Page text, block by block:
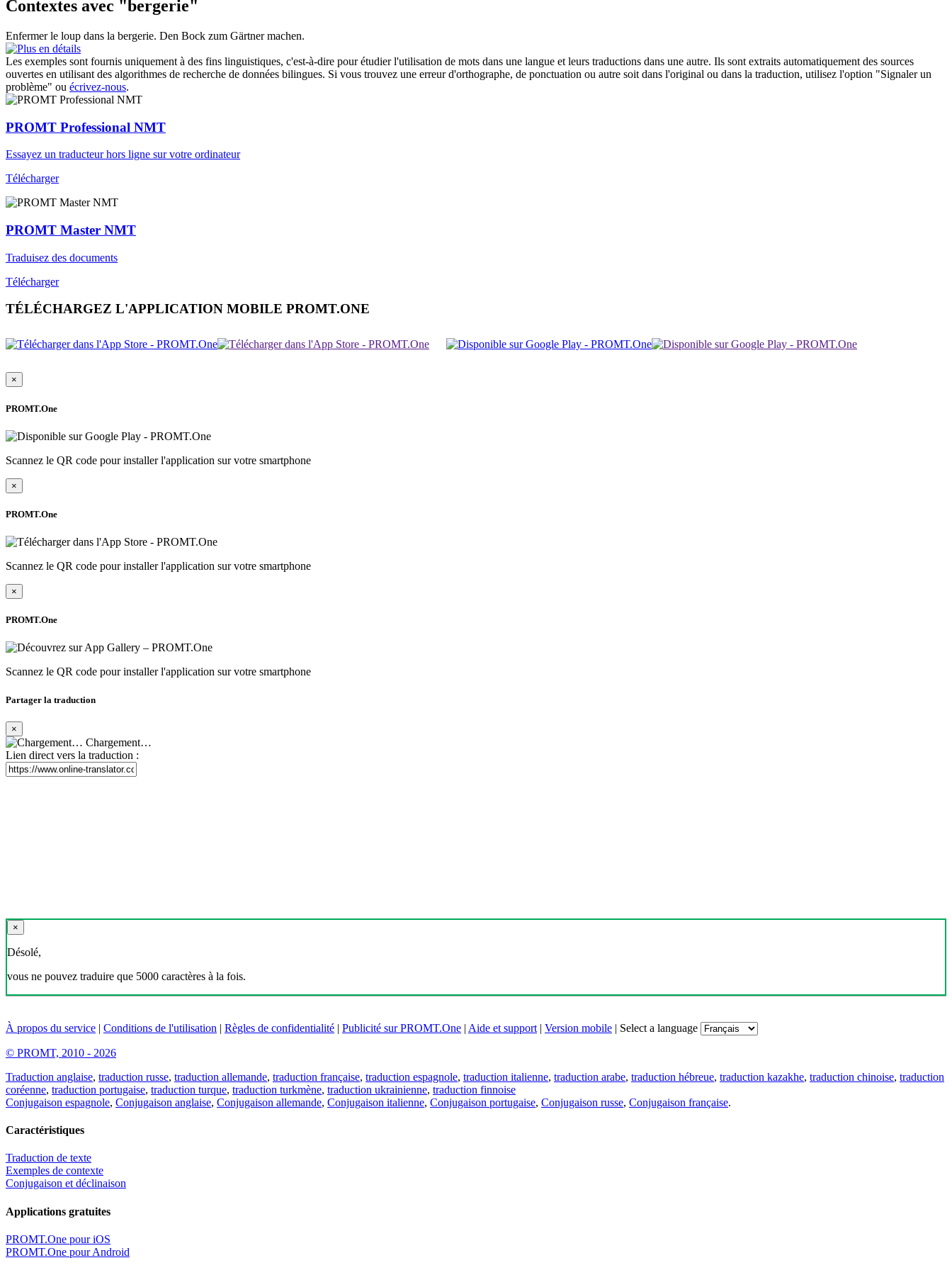
Contextes avec "bergerie"
Enfermer le loup dans la bergerie. Den Bock zum Gärtner machen.
Les exemples sont fournis uniquement à des fins linguistiques, c'est-à-dire pour étudier l'utilisation de mots dans une langue et leurs traductions dans une autre. Ils sont extraits automatiquement des sources
ouvertes en utilisant des algorithmes de recherche de données bilingues. Si vous trouvez une erreur d'orthographe, de ponctuation ou autre soit dans l'original ou dans la traduction, utilisez l'option "Signaler un
problème" ou écrivez-nous.
PROMT Professional NMT
Essayez un traducteur hors ligne sur votre ordinateur
Télécharger
PROMT Master NMT
Traduisez des documents
Télécharger
TÉLÉCHARGEZ L'APPLICATION MOBILE PROMT.ONE
×
PROMT.One
Scannez le QR code pour installer l'application sur votre smartphone
×
PROMT.One
Scannez le QR code pour installer l'application sur votre smartphone
×
PROMT.One
Scannez le QR code pour installer l'application sur votre smartphone
Partager la traduction
×
Chargement…
Lien direct vers la traduction :
×
Désolé,
vous ne pouvez traduire que 5000 caractères à la fois.
À propos du service | Conditions de l'utilisation | Règles de confidentialité | Publicité sur PROMT.One | Aide et support | Version mobile | Select a language
© PROMT, 2010 - 2026
Traduction anglaise, traduction russe, traduction allemande, traduction française, traduction espagnole, traduction italienne, traduction arabe, traduction hébreue, traduction kazakhe, traduction chinoise, traduction
coréenne, traduction portugaise, traduction turque, traduction turkmène, traduction ukrainienne, traduction finnoise
Conjugaison espagnole, Conjugaison anglaise, Conjugaison allemande, Conjugaison italienne, Conjugaison portugaise, Conjugaison russe, Conjugaison française.
Caractéristiques
Traduction de texte
Exemples de contexte
Conjugaison et déclinaison
Applications gratuites
PROMT.One pour iOS
PROMT.One pour Android